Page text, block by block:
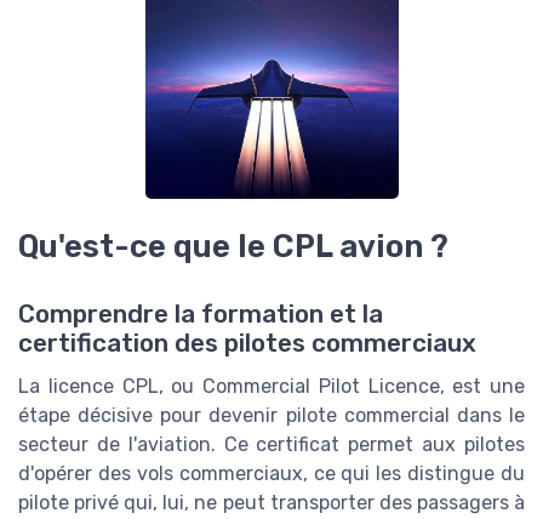
Qu'est-ce que le CPL avion ?
Comprendre la formation et la
certification des pilotes commerciaux
La licence CPL, ou Commercial Pilot Licence, est une
étape décisive pour devenir pilote commercial dans le
secteur de l'aviation. Ce certificat permet aux pilotes
d'opérer des vols commerciaux, ce qui les distingue du
pilote privé qui, lui, ne peut transporter des passagers à